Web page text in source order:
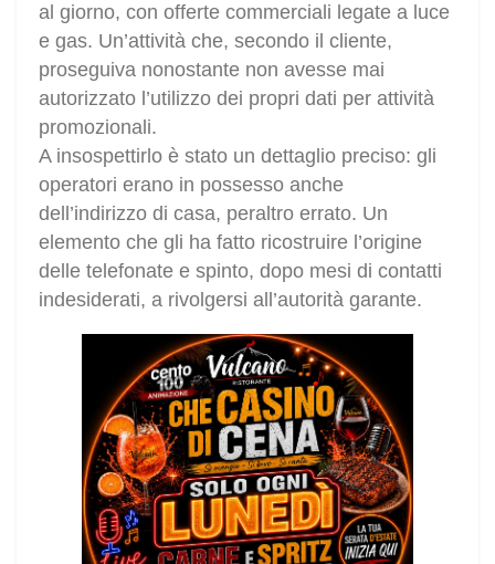
al giorno, con offerte commerciali legate a luce
e gas. Un’attività che, secondo il cliente,
proseguiva nonostante non avesse mai
autorizzato l’utilizzo dei propri dati per attività
promozionali.
A insospettirlo è stato un dettaglio preciso: gli
operatori erano in possesso anche
dell’indirizzo di casa, peraltro errato. Un
elemento che gli ha fatto ricostruire l’origine
delle telefonate e spinto, dopo mesi di contatti
indesiderati, a rivolgersi all’autorità garante.